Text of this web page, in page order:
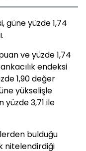
güne yüzde 1,74
ve yüzde 1,74
endeksi
1,90 değer
yükselişle
3,71 ile
bulduğu
nitelendirdiği